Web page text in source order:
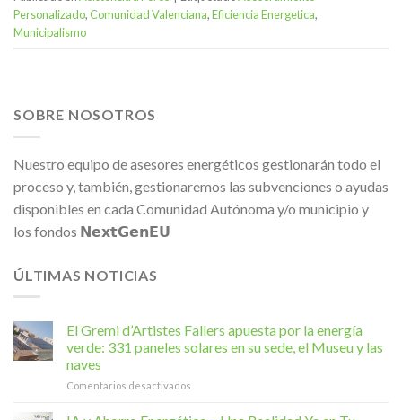
Personalizado,Comunidad Valenciana,Eficiencia Energetica,
Municipalismo
SOBRE NOSOTROS
Nuestro equipo de asesores energéticos gestionarán todo el
proceso y, también, gestionaremos las subvenciones o ayudas
disponibles en cada Comunidad Autónoma y/o municipio y
los fondos 𝗡𝗲𝘅𝘁𝗚𝗲𝗻𝗘𝗨
ÚLTIMAS NOTICIAS
El Gremi d’Artistes Fallers apuesta por la energía
verde: 331 paneles solares en su sede, el Museu y las
naves
Comentarios desactivados
Gremi